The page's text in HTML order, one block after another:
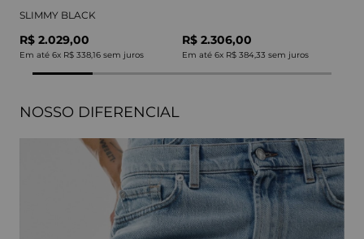
SLIMMY BLACK
R$ 2.029,00
Em até 6x R$ 338,16 sem juros
R$ 2.306,00
Em até 6x R$ 384,33 sem juros
NOSSO DIFERENCIAL